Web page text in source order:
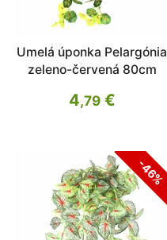
Umelá úponka Pelargónia
zeleno-červená 80cm
4,79€
-46%